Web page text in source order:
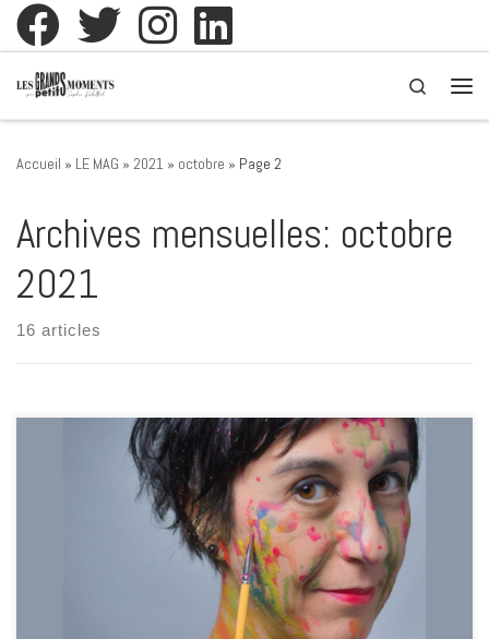
Passer au contenu
Search
Accueil » LE MAG » 2021 » octobre » Page 2
Archives mensuelles: octobre
2021
16 articles
A l’occasion des Grands Petits Moments Pour Soi, les 9 et 10 octobre
2021, Elisabeth Bailly a proposé la confection de cœur en origami
pour réaliser une guirlande. Zab Zarbe par Elisabeth et Mickaël Bailly
Elisabeth réalise des produits de décoration notamment en origami
: boucles d’oreilles, guirlandes, mobiles… de […]